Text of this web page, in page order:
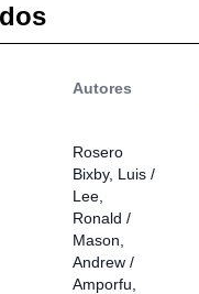
Autores
Rosero
Bixby, Luis /
Lee,
Ronald /
Mason,
Andrew /
Amporfu,